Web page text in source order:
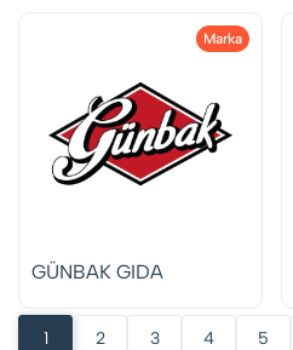
Marka
GÜNBAK GIDA
1 2 3 4 5